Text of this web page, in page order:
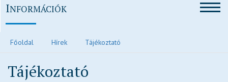
INFORMÁCIÓK
Polgármesteri köszöntő
Közvilágítás hibabejelentés
Főoldal Hírek Tájékoztató
Tájékoztató